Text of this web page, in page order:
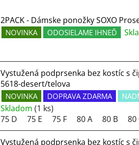
2PACK - Dámske ponožky SOXO
NOVINKA ODOSIELAME IHNEĎ
Vystužená podprsenka bez kostíc s
5618-desert/telova
NOVINKA DOPRAVA ZDARMA
Skladom (1 ks)
75 D
75 E 75 F 80 A 80 B 80
Vystužená podprsenka bez kostíc s